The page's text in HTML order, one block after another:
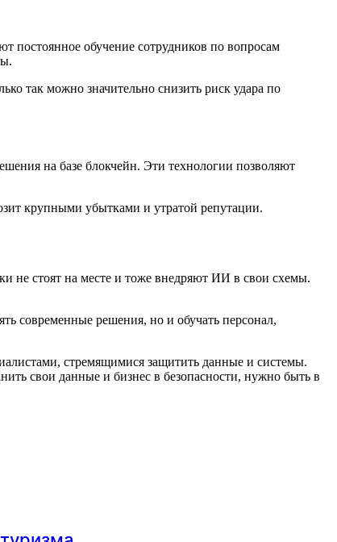
постоянное обучение сотрудников по вопросам
так можно значительно снизить риск удара по
на базе блокчейн. Эти технологии позволяют
крупными убытками и утратой репутации.
не стоят на месте и тоже внедряют ИИ в свои схемы.
современные решения, но и обучать персонал,
стремящимися защитить данные и системы.
свои данные и бизнес в безопасности, нужно быть в